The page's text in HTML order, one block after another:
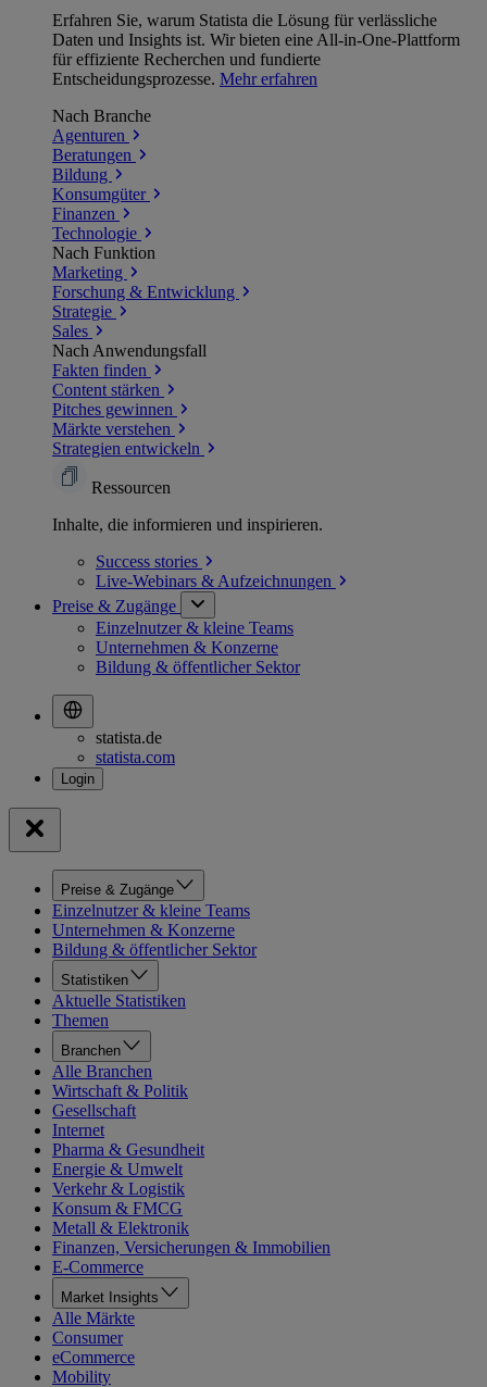
Erfahren Sie, warum Statista die Lösung für verlässliche
Daten und Insights ist. Wir bieten eine All-in-One-Plattform
für effiziente Recherchen und fundierte
Entscheidungsprozesse. Mehr erfahren
Nach Branche
Agenturen
Beratungen
Bildung
Konsumgüter
Finanzen
Technologie
Nach Funktion
Marketing
Forschung & Entwicklung
Strategie
Sales
Nach Anwendungsfall
Fakten finden
Content stärken
Pitches gewinnen
Märkte verstehen
Strategien entwickeln
Ressourcen
Inhalte, die informieren und inspirieren.
Success stories
Live-Webinars & Aufzeichnungen
Preise & Zugänge
Einzelnutzer & kleine Teams
Unternehmen & Konzerne
Bildung & öffentlicher Sektor
statista.de
statista.com
Preise & Zugänge
Einzelnutzer & kleine Teams
Unternehmen & Konzerne
Bildung & öffentlicher Sektor
Statistiken
Aktuelle Statistiken
Themen
Branchen
Alle Branchen
Wirtschaft & Politik
Gesellschaft
Internet
Pharma & Gesundheit
Energie & Umwelt
Verkehr & Logistik
Konsum & FMCG
Metall & Elektronik
Finanzen, Versicherungen & Immobilien
E-Commerce
Market Insights
Alle Märkte
Consumer
eCommerce
Mobility